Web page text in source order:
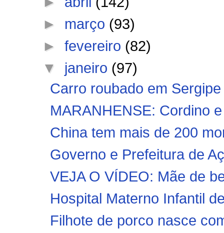
► março (93)
►fevereiro (82)
▼ janeiro (97)
Carro roubado em
MARANHENSE: Cordino
China tem mais de 200
Governo e Prefeitura de
VEJA O VÍDEO: Mãe de
Hospital Materno Infantil
Filhote de porco nasce